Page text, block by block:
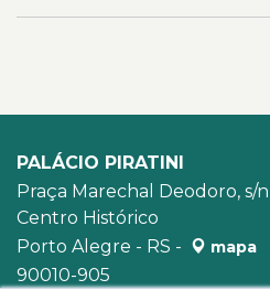
PALÁCIO PIRATINI
Praça Marechal Deodoro, s/n
Centro Histórico
Porto Alegre - RS -
mapa
90010-905